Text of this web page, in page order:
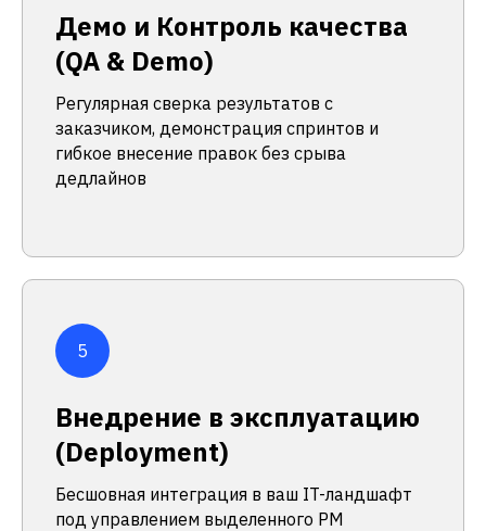
Демо и Контроль качества
(QA & Demo)
Регулярная сверка результатов с
заказчиком, демонстрация спринтов и
гибкое внесение правок без срыва
дедлайнов
Внедрение в эксплуатацию
(Deployment)
Бесшовная интеграция в ваш IT-ландшафт
под управлением выделенного PM